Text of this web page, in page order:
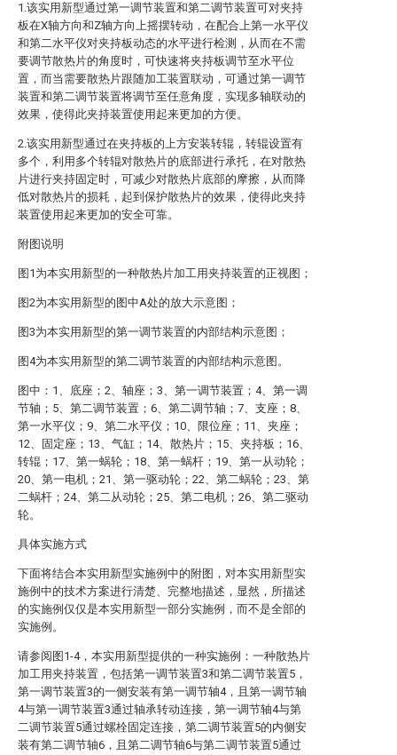
1.该实用新型通过第一调节装置和第二调节装置可对夹持
板在X轴方向和Z轴方向上摇摆转动，在配合上第一水平仪
和第二水平仪对夹持板动态的水平进行检测，从而在不需
要调节散热片的角度时，可快速将夹持板调节至水平位
置，而当需要散热片跟随加工装置联动，可通过第一调节
装置和第二调节装置将调节至任意角度，实现多轴联动的
效果，使得此夹持装置使用起来更加的方便。
2.该实用新型通过在夹持板的上方安装转辊，转辊设置有
多个，利用多个转辊对散热片的底部进行承托，在对散热
片进行夹持固定时，可减少对散热片底部的摩擦，从而降
低对散热片的损耗，起到保护散热片的效果，使得此夹持
装置使用起来更加的安全可靠。
附图说明
图1为本实用新型的一种散热片加工用夹持装置的正视图；
图2为本实用新型的图中A处的放大示意图；
图3为本实用新型的第一调节装置的内部结构示意图；
图4为本实用新型的第二调节装置的内部结构示意图。
图中：1、底座；2、轴座；3、第一调节装置；4、第一调
节轴；5、第二调节装置；6、第二调节轴；7、支座；8、
第一水平仪；9、第二水平仪；10、限位座；11、夹座；
12、固定座；13、气缸；14、散热片；15、夹持板；16、
转辊；17、第一蜗轮；18、第一蜗杆；19、第一从动轮；
20、第一电机；21、第一驱动轮；22、第二蜗轮；23、第
二蜗杆；24、第二从动轮；25、第二电机；26、第二驱动
轮。
具体实施方式
下面将结合本实用新型实施例中的附图，对本实用新型实
施例中的技术方案进行清楚、完整地描述，显然，所描述
的实施例仅仅是本实用新型一部分实施例，而不是全部的
实施例。
请参阅图1-4，本实用新型提供的一种实施例：一种散热片
加工用夹持装置，包括第一调节装置3和第二调节装置5，
第一调节装置3的一侧安装有第一调节轴4，且第一调节轴
4与第一调节装置3通过轴承转动连接，第一调节轴4与第
二调节装置5通过螺栓固定连接，第二调节装置5的内侧安
装有第二调节轴6，且第二调节轴6与第二调节装置5通过